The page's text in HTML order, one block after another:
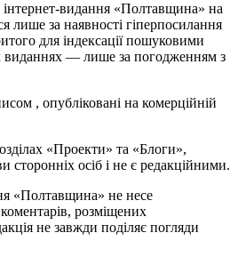
інтернет-видання «Полтавщина» на
лише за наявності гіперпосилання
для індексації пошуковими
виданнях — лише за погодженням з
, опубліковані на комерційній
«Проекти» та «Блоги»,
сторонніх осіб і не є редакційними.
«Полтавщина» не несе
коментарів, розміщених
не завжди поділяє погляди